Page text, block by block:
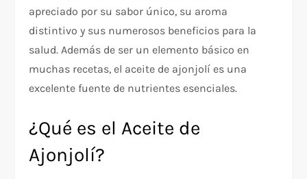
apreciado por su sabor único, su aroma
distintivo y sus numerosos beneficios para la
salud. Además de ser un elemento básico en
muchas recetas, el aceite de ajonjolí es una
excelente fuente de nutrientes esenciales.
¿Qué es el Aceite de
Ajonjolí?